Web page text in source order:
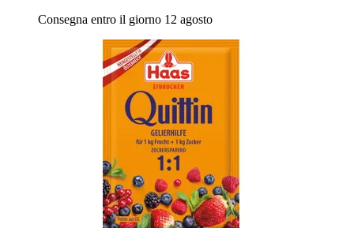
Consegna entro il giorno 12 agosto